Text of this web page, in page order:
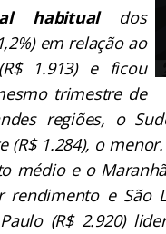
habitualdos
em relação ao
1.913) e ficou
trimestre de
regiões, o
1.284), o
médio e o
rendimento e São
(R$ 2.920)